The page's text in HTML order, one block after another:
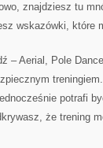
znajdziesz tu
wskazówki, które
– Aerial, Pole
potrafi
że trening